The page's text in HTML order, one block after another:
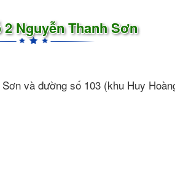
Nguyễn Thanh Sơn
và đường số 103 (khu Huy